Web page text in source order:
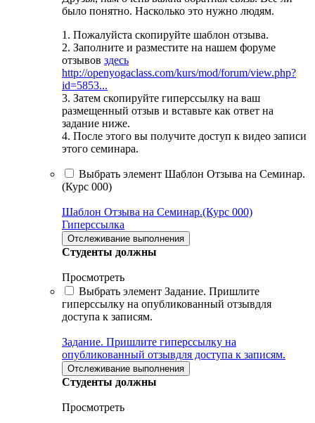
было понятно. Насколько это нужно людям.
1. Пожалуйста скопируйте шаблон отзыва.
2. Заполните и разместите на нашем форуме
отзывов здесь
http://openyogaclass.com/kurs/mod/forum/view.php?
id=5853...
3. Затем скопируйте гиперссылку на ваш
размещенный отзыв и вставьте как ответ на
задание ниже.
4. После этого вы получите доступ к видео записи
этого семинара.
Выбрать элемент Шаблон Отзыва на Семинар.
(Курс 000)
Шаблон Отзыва на Семинар.(Курс 000)
Гиперссылка
Отслеживание выполнения
Студенты должны
Просмотреть
Выбрать элемент Задание. Пришлите
гиперссылку на опубликованный отзывдля
доступа к записям.
Задание. Пришлите гиперссылку на
опубликованный отзывдля доступа к записям.
Отслеживание выполнения
Студенты должны
Просмотреть